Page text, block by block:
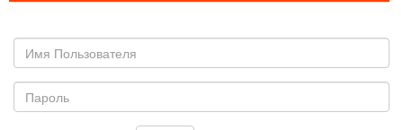
пользователя